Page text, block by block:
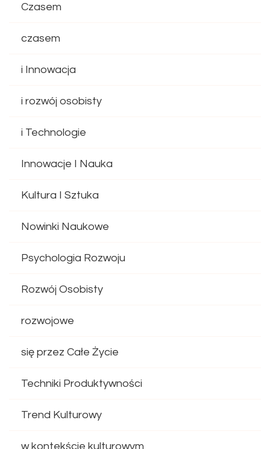
Czasem
czasem
i Innowacja
i rozwój osobisty
i Technologie
Innowacje I Nauka
Kultura I Sztuka
Nowinki Naukowe
Psychologia Rozwoju
Rozwój Osobisty
rozwojowe
się przez Całe Życie
Techniki Produktywności
Trend Kulturowy
w kontekście kulturowym